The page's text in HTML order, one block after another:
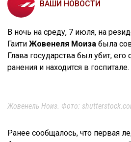
ВАШИ НОВОСТИ
В ночь на среду, 7 июля, на
Гаити Жовенеля Моиза была
Глава государства был убит, его
ранения и находится в госпитале.
Жовенель Ноиз. Фото:
Ранее сообщалось, что первая